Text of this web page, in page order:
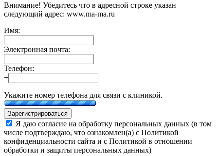
Внимание! Убедитесь что в адресной строке указан
следующий адрес: www.ma-ma.ru
Имя:
Электронная почта:
Телефон:
+
Укажите номер телефона для связи с клиникой.
Зарегистрироваться
Я даю согласие на обработку персональных данных (в том
числе подтверждаю, что ознакомлен(а) с Политикой
конфиденциальности сайта и с Политикой в отношении
обработки и защиты персональных данных)